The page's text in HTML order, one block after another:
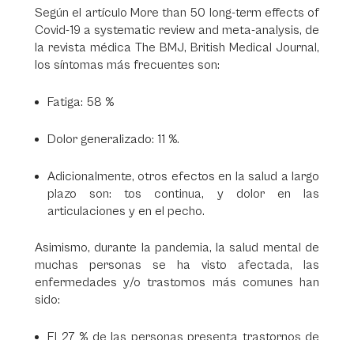
Según el artículo More than 50 long-term effects of
Covid-19 a systematic review and meta-analysis, de
la revista médica The BMJ, British Medical Journal,
los síntomas más frecuentes son:
Fatiga: 58 %
Dolor generalizado: 11 %.
Adicionalmente, otros efectos en la salud a largo
plazo son: tos continua, y dolor en las
articulaciones y en el pecho.
Asimismo, durante la pandemia, la salud mental de
muchas personas se ha visto afectada, las
enfermedades y/o trastornos más comunes han
sido:
El 27 % de las personas presenta trastornos de